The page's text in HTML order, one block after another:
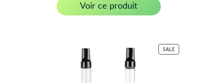
Voir ce produit
SALE
ON